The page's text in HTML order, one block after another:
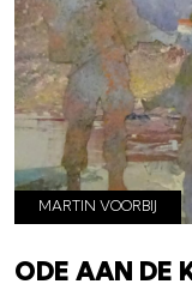
MARTIN VOORBIJ
ODE AAN DE